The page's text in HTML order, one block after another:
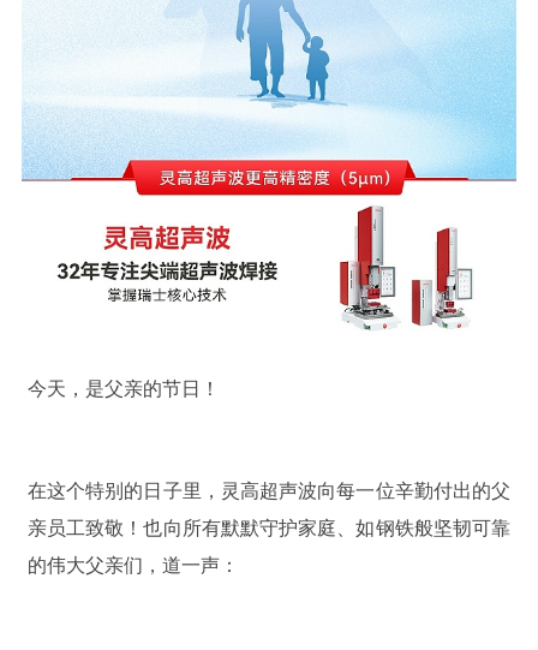
今天，是父亲的节日！
在这个特别的日子里，灵高超声波向每一位辛勤付出的父
亲员工致敬！也向所有默默守护家庭、如钢铁般坚韧可靠
的伟大父亲们，道一声：